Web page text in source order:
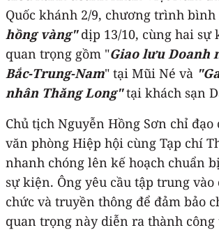
Quốc khánh 2/9, chương trình bình
hồng vàng"dịp 13/10, cùng hai sự
quan trọng gồm "Giao lưu Doanh
Bắc-Trung-Nam" tại Mũi Né và
nhân Thăng Long"tại khách sạn
Chủ tịch Nguyễn Hồng Sơn chỉ đạo
văn phòng Hiệp hội cùng Tạp chí
nhanh chóng lên kế hoạch chuẩn
sự kiện. Ông yêu cầu tập trung vào
chức và truyền thông để đảm bảo
quan trọng này diễn ra thành công